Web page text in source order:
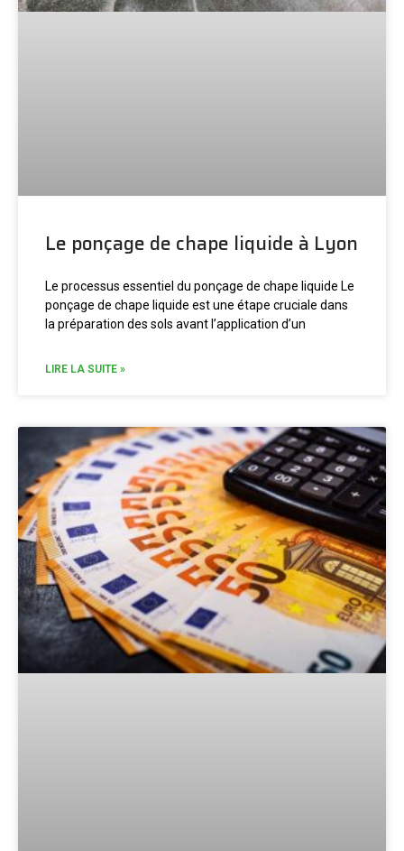
Le ponçage de chape liquide à Lyon
Le processus essentiel du ponçage de chape liquide Le
ponçage de chape liquide est une étape cruciale dans
la préparation des sols avant l’application d’un
LIRE LA SUITE »